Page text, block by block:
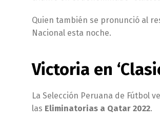
Quien también se pronunció al
Nacional esta noche.
Victoria en
La Selección Peruana de Fútbol
las Eliminatorias a Qatar 2022.